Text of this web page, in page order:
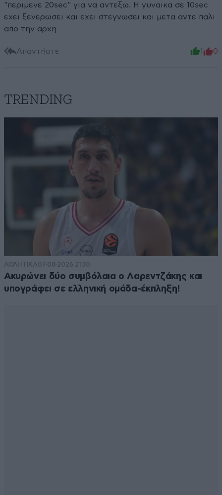
"περιμενε 20sec" για να αντεξω. Η γυναικα σε 10sec
εχει ξενερωσει και εχει στεγνωσει και μετα αντε παλι
απο την αρχη
Απαντήστε 1 0
TRENDING
ΑΘΛΗΤΙΚΑ07·08·2026 21:30
Ακυρώνει δύο συμβόλαια ο Λαρεντζάκης και
υπογράφει σε ελληνική ομάδα-έκπληξη!